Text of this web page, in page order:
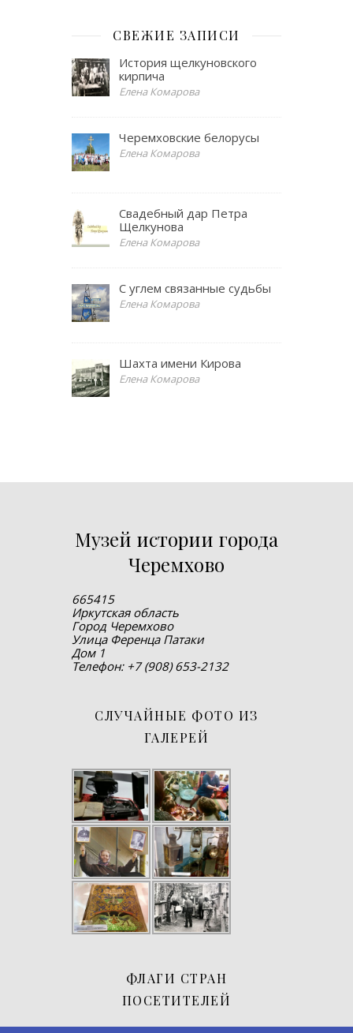
СВЕЖИЕ ЗАПИСИ
История щелкуновского
кирпича
Елена Комарова
Черемховские белорусы
Елена Комарова
Свадебный дар Петра
Щелкунова
Елена Комарова
С углем связанные судьбы
Елена Комарова
Шахта имени Кирова
Елена Комарова
Музей истории города
Черемхово
665415
Иркутская область
Город Черемхово
Улица Ференца Патаки
Дом 1
Телефон: +7 (908) 653-2132
СЛУЧАЙНЫЕ ФОТО ИЗ
ГАЛЕРЕЙ
ФЛАГИ СТРАН
ПОСЕТИТЕЛЕЙ